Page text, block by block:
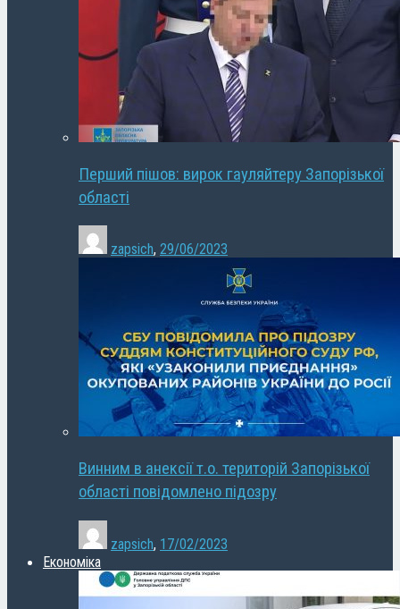
Перший пішов: вирок гауляйтеру Запорізької
області
zapsich, 29/06/2023
Винним в анексії т.о. територій Запорізької
області повідомлено підозру
zapsich, 17/02/2023
Економіка